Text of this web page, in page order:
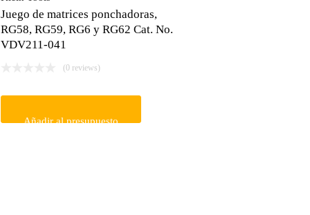
Juego de matrices ponchadoras,
RG58, RG59, RG6 y RG62 Cat. No.
VDV211-041
(0 reviews)
Añadir al presupuesto